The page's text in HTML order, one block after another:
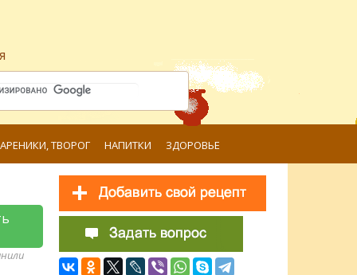
ТВОРОГ НАПИТКИ ЗДОРОВЬЕ